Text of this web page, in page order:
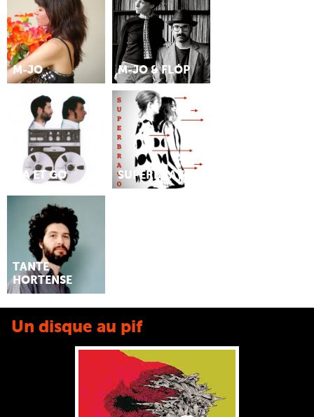
M-JO M-JO & FLÓP
MA ET GO SUPERBRAVO
TANTE
HORTENSE
Un disque au pif